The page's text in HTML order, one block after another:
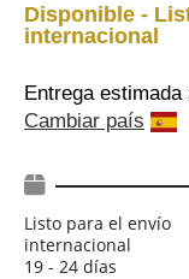
Disponible -
internacional
Entrega estimada
Cambiar país
Listo para el envío
internacional
19 - 24 días